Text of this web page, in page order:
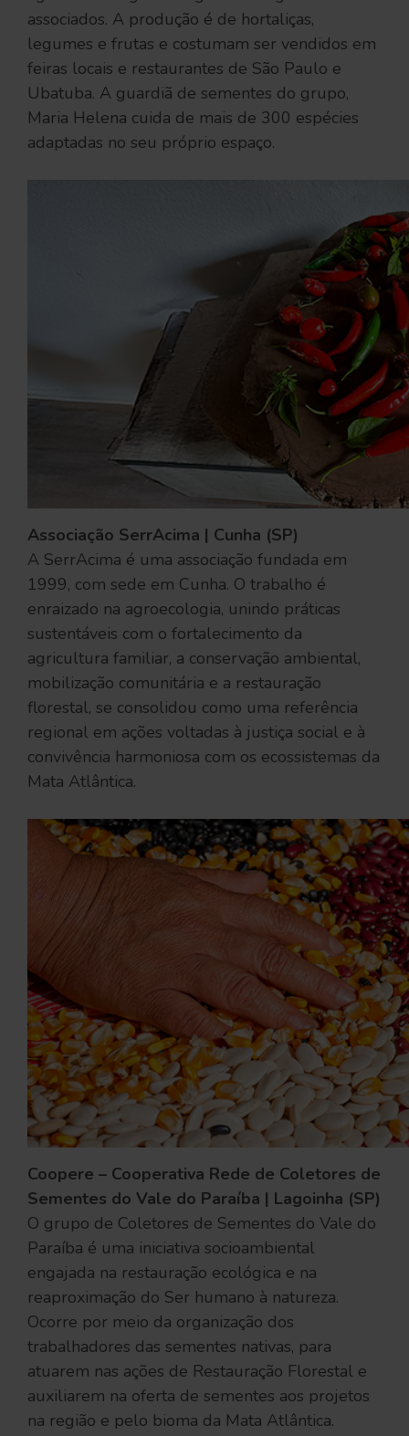
associados. A produção é de hortaliças,
legumes e frutas e costumam ser vendidos em
feiras locais e restaurantes de São Paulo e
Ubatuba. A guardiã de sementes do grupo,
Maria Helena cuida de mais de 300 espécies
adaptadas no seu próprio espaço.
Associação SerrAcima | Cunha (SP)
A SerrAcima é uma associação fundada em
1999, com sede em Cunha. O trabalho é
enraizado na agroecologia, unindo práticas
sustentáveis com o fortalecimento da
agricultura familiar, a conservação ambiental,
mobilização comunitária e a restauração
florestal, se consolidou como uma referência
regional em ações voltadas à justiça social e à
convivência harmoniosa com os ecossistemas da
Mata Atlântica.
Coopere – Cooperativa Rede de Coletores de
Sementes do Vale do Paraíba | Lagoinha (SP)
O grupo de Coletores de Sementes do Vale do
Paraíba é uma iniciativa socioambiental
engajada na restauração ecológica e na
reaproximação do Ser humano à natureza.
Ocorre por meio da organização dos
trabalhadores das sementes nativas, para
atuarem nas ações de Restauração Florestal e
auxiliarem na oferta de sementes aos projetos
na região e pelo bioma da Mata Atlântica.